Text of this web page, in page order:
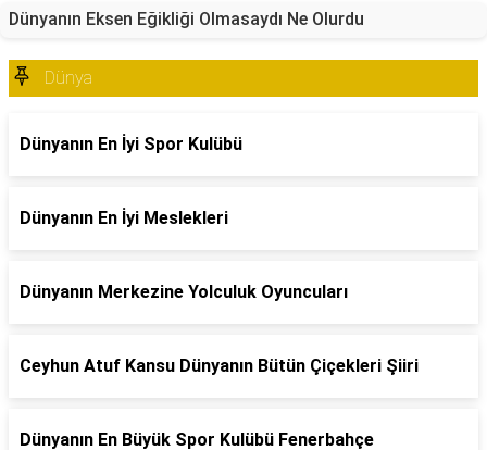
Dünyanın Eksen Eğikliği Olmasaydı Ne Olurdu
Dünya
Dünyanın En İyi Spor Kulübü
Dünyanın En İyi Meslekleri
Dünyanın Merkezine Yolculuk Oyuncuları
Ceyhun Atuf Kansu Dünyanın Bütün Çiçekleri Şiiri
Dünyanın En Büyük Spor Kulübü Fenerbahçe